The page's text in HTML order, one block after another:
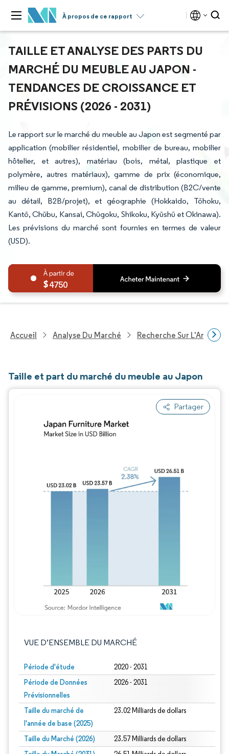
À propos de ce rapport
TAILLE ET ANALYSE DES PARTS DU
MARCHÉ DU MEUBLE AU JAPON -
TENDANCES DE CROISSANCE ET
PRÉVISIONS (2026 - 2031)
Le rapport sur le marché du meuble au Japon est segmenté par
application (mobilier résidentiel, mobilier de bureau, mobilier
hôtelier, et autres), matériau (bois, métal, plastique et
polymère, autres matériaux), gamme de prix (économique,
milieu de gamme, premium), canal de distribution (B2C/vente
au détail, B2B/projet), et géographie (Hokkaido, Tōhoku,
Kantō, Chūbu, Kansai, Chūgoku, Shikoku, Kyūshū et Okinawa).
Les prévisions du marché sont fournies en termes de valeur
(USD).
4750
Accueil Analyse Du Marché Recherche Sur
Taille et part du marché du meuble au Japon
Partager
VUE D’ENSEMBLE DU MARCHÉ
Période d'étude 2020 - 2031
Période de Données
Prévisionnelles
2026 - 2031
Taille du marché de
l'année de base (2025)
23.02 Milliards de dollars
Taille du Marché (2026) 23.57 Milliards de dollars